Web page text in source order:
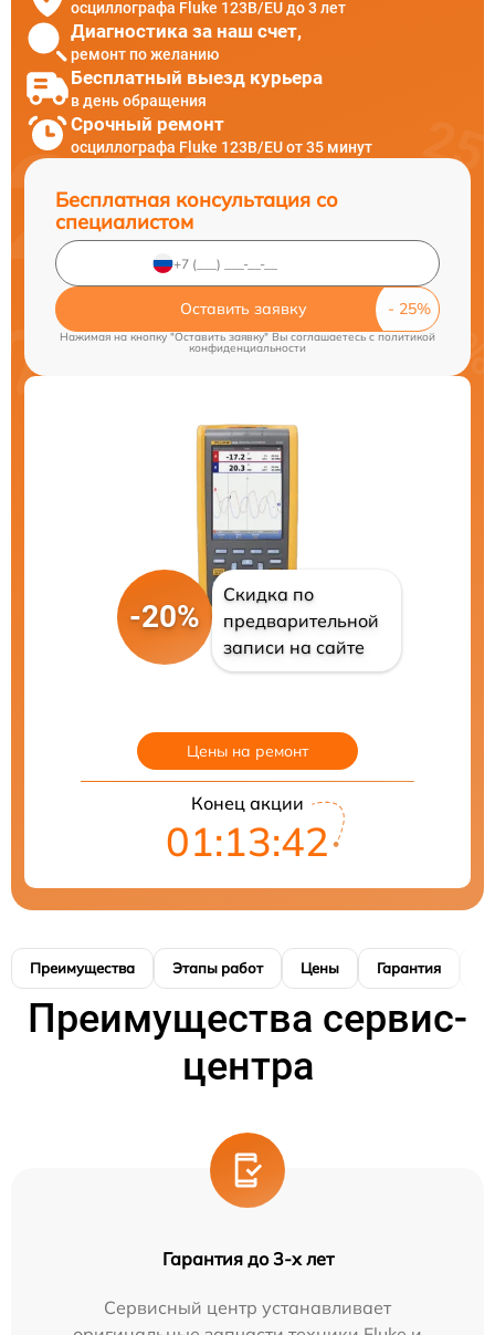
осциллографа Fluke 123B/EU до 3 лет
Диагностика за наш счет,
ремонт по желанию
Бесплатный выезд курьера
в день обращения
Срочный ремонт
осциллографа Fluke 123B/EU от 35 минут
Бесплатная консультация со
специалистом
Оставить заявку
Нажимая на кнопку "Оставить заявку" Вы соглашаетесь cполитикой
конфиденциальности
-20%
Скидка по
предварительной
записи на сайте
Цены на ремонт
Конец акции
01:13:41
Преимущества Этапы работ Цены Гарантия
Преимущества сервис-
центра
Гарантия до 3-х лет
Сервисный центр устанавливает